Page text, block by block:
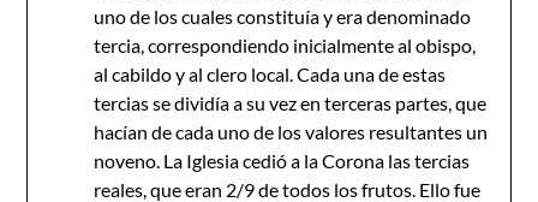
uno de los cuales constituía y era denominado
tercia, correspondiendo inicialmente al obispo,
al cabildo y al clero local. Cada una de estas
tercias se dividía a su vez en terceras partes, que
hacían de cada uno de los valores resultantes un
noveno. La Iglesia cedió a la Corona las tercias
reales, que eran 2/9 de todos los frutos. Ello fue